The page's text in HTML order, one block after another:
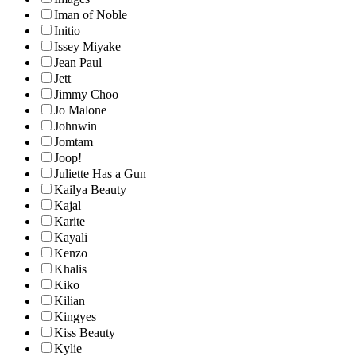
Iman of Noble
Initio
Issey Miyake
Jean Paul
Jett
Jimmy Choo
Jo Malone
Johnwin
Jomtam
Joop!
Juliette Has a Gun
Kailya Beauty
Kajal
Karite
Kayali
Kenzo
Khalis
Kiko
Kilian
Kingyes
Kiss Beauty
Kylie